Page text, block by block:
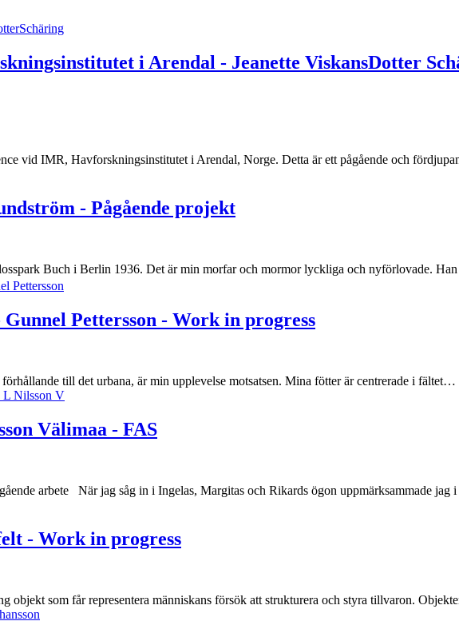
i Arendal - Jeanette ViskansDotter
vid IMR, Havforskningsinstitutet i Arendal, Norge. Detta är ett pågående och
- Pågående projekt
Buch i Berlin 1936. Det är min morfar och mormor lyckliga och nyförlovade.
Pettersson - Work in progress
till det urbana, är min upplevelse motsatsen. Mina fötter är centrerade i fältet…
Välimaa - FAS
arbete När jag såg in i Ingelas, Margitas och Rikards ögon uppmärksammade
- Work in progress
objekt som får representera människans försök att strukturera och styra tillvaron.